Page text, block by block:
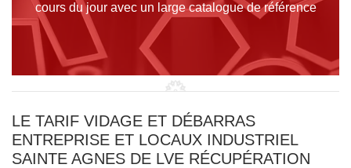
cours du jour avec un large catalogue de référence
LE TARIF VIDAGE ET DÉBARRAS
ENTREPRISE ET LOCAUX INDUSTRIEL
SAINTE AGNES DE LVE RÉCUPÉRATION